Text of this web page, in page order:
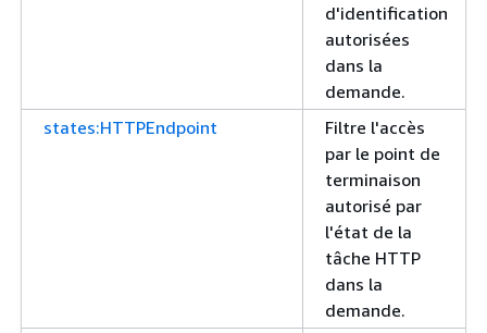
d'identification
autorisées
dans la
demande.
states:HTTPEndpoint
Filtre l'accès
par le point de
terminaison
autorisé par
l'état de la
tâche HTTP
dans la
demande.